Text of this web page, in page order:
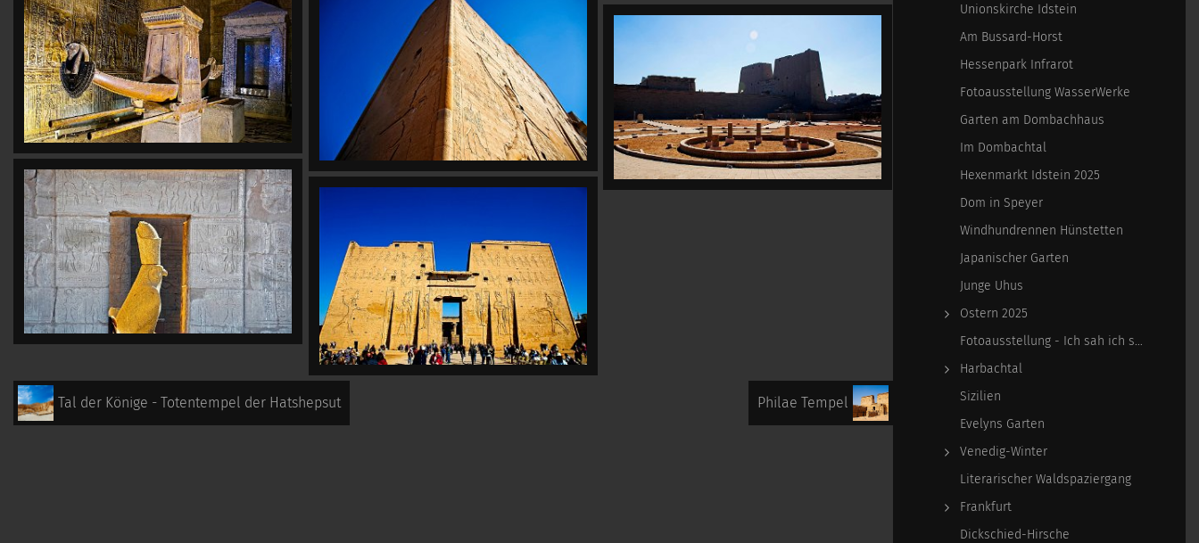
Tal der Könige - Totentempel der Hatshepsut Philae Tempel
Unionskirche Idstein
Am Bussard-Horst
Hessenpark Infrarot
Fotoausstellung WasserWerke
Garten am Dombachhaus
Im Dombachtal
Hexenmarkt Idstein 2025
Dom in Speyer
Windhundrennen Hünstetten
Japanischer Garten
Junge Uhus
Ostern 2025
Fotoausstellung - Ich sah ich sehe
Harbachtal
Sizilien
Evelyns Garten
Venedig-Winter
Literarischer Waldspaziergang
Frankfurt
Dickschied-Hirsche